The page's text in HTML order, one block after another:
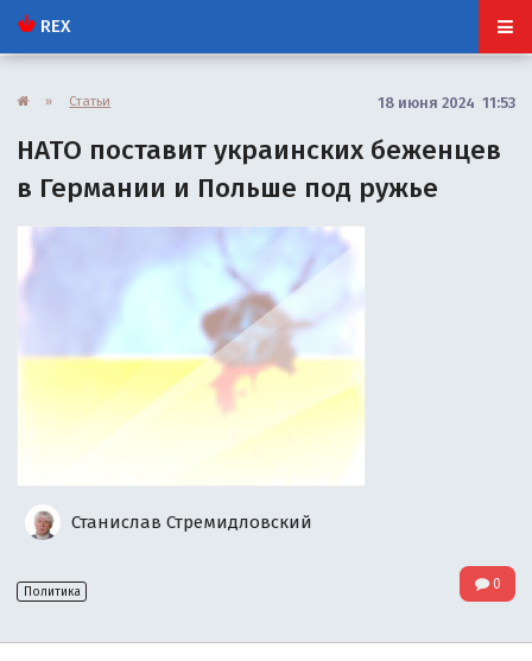
REX
» Статьи 18 июня 2024 11:53
НАТО поставит украинских беженцев
в Германии и Польше под ружье
Станислав Стремидловский
Политика 0